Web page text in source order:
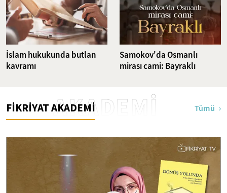
İslam hukukunda butlan
kavramı
Samokov'da Osmanlı
mirası cami: Bayraklı
FİKRİYAT AKADEMİAKADEMİ Tümü